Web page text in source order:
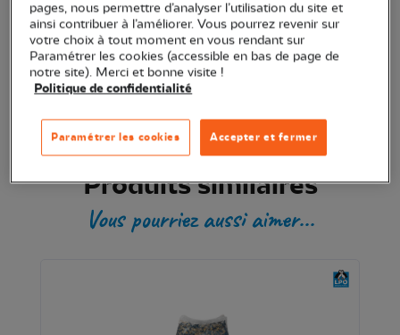
Ajouter au panier
Transaction sécurisée
Produits similaires
Vous pourriez aussi aimer...
pages, nous permettre d’analyser l’utilisation du site et
ainsi contribuer à l’améliorer. Vous pourrez revenir sur
votre choix à tout moment en vous rendant sur
Paramétrer les cookies (accessible en bas de page de
notre site). Merci et bonne visite !
Politique de confidentialité
Accepter et fermer
Paramétrer les cookies